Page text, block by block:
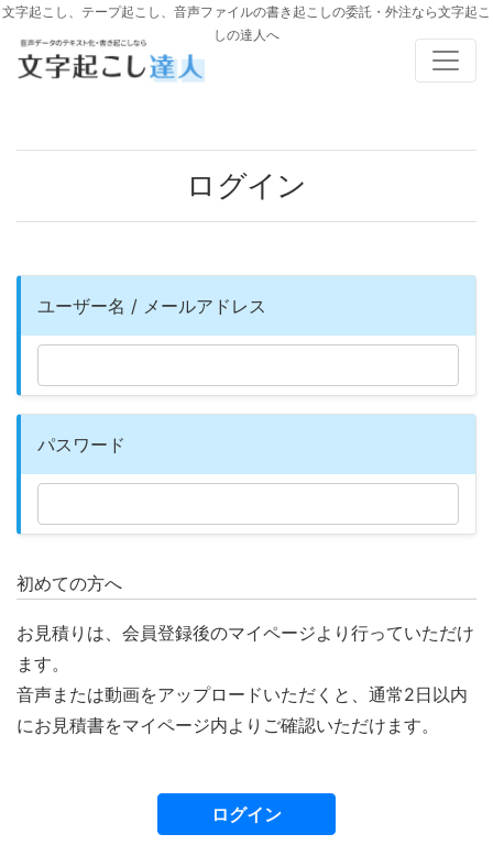
コ
文字起こし、テープ起こし、音声ファイルの書き起こしの委託・外注なら文字起こ
しの達人へ
ログイン
ユーザー名 / メールアドレス
パスワード
初めての方へ
お見積りは、会員登録後のマイページより行っていただけ
ます。
音声または動画をアップロードいただくと、通常2日以内
にお見積書をマイページ内よりご確認いただけます。
ログイン